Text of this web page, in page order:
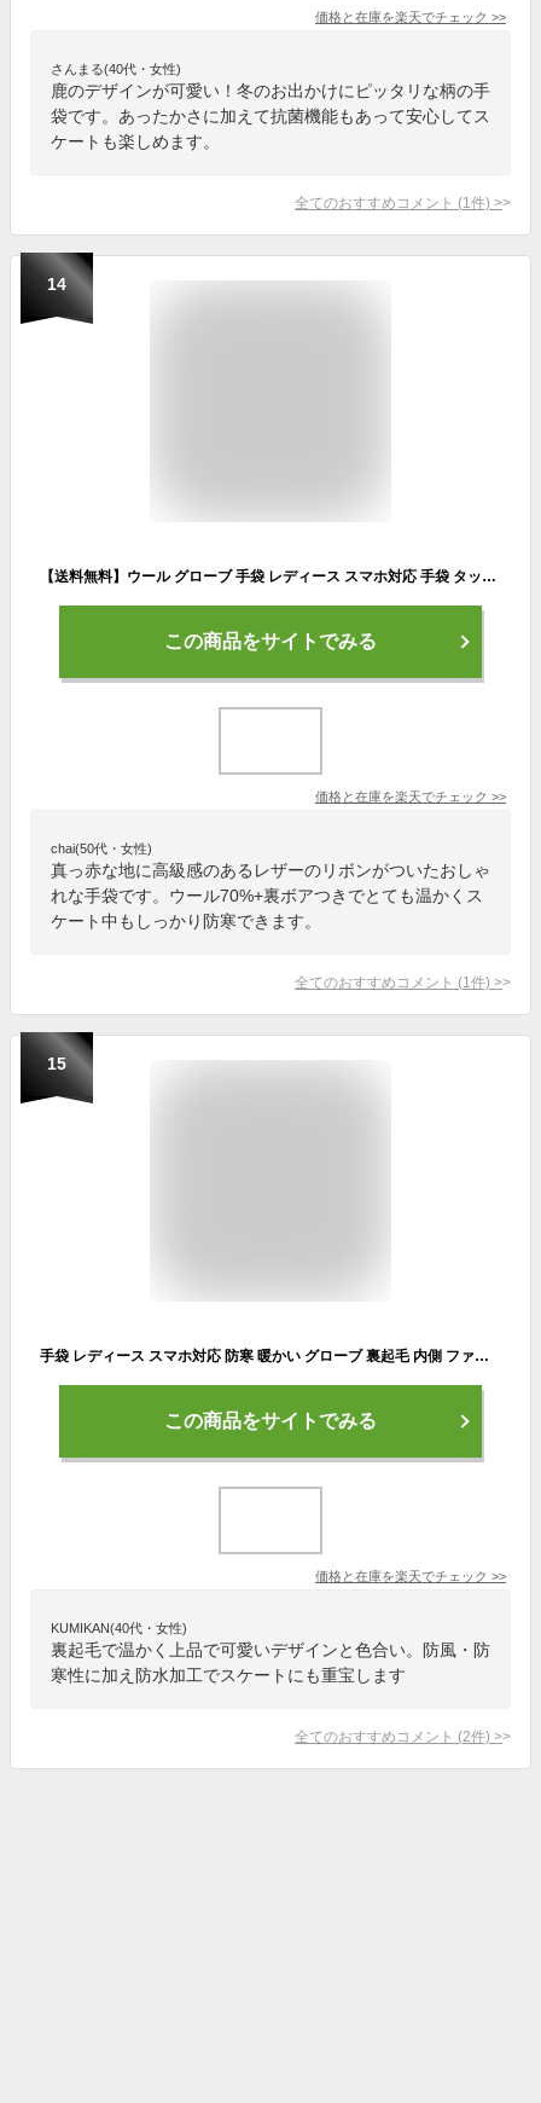
価格と在庫を楽天でチェック >>
さんまる(40代・女性)
鹿のデザインが可愛い！冬のお出かけにピッタリな柄の手
袋です。あったかさに加えて抗菌機能もあって安心してス
ケートも楽しめます。
全てのおすすめコメント (1 件) >
14
【送料無料】ウール グローブ 手袋 レディース スマホ対応 手袋 タッチパネル 手袋 スマホ スクリーン片手 タッチ レディース メンズ かわいい 裏起毛 ファー 裏ボア あったか 防寒着 黒 赤 ブラック リボン
この商品をサイトでみる
価格と在庫を楽天でチェック >>
chai(50代・女性)
真っ赤な地に高級感のあるレザーのリボンがついたおしゃ
れな手袋です。ウール70%+裏ボアつきでとても温かくス
ケート中もしっかり防寒できます。
全てのおすすめコメント (1 件) >
15
手袋 レディース スマホ対応 防寒 暖かい グローブ 裏起毛 内側 ファー 自転車 防風 防水 ふんわり スマホ対応 かわいい 上品 おしゃれ 厚手 暖かい あったか 秋冬 新作 送料無料
この商品をサイトでみる
価格と在庫を楽天でチェック >>
KUMIKAN(40代・女性)
裏起毛で温かく上品で可愛いデザインと色合い。防風・防
寒性に加え防水加工でスケートにも重宝します
全てのおすすめコメント (2件) >